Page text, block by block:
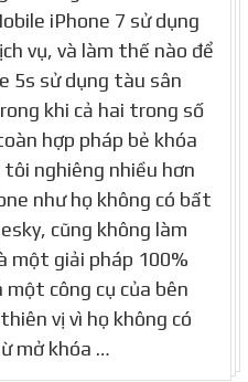
iPhone 7 sử dụng
vụ, và làm thế nào để
5s sử dụng tàu sân
khi cả hai trong số
hợp pháp bẻ khóa
tôi nghiêng nhiều hơn
như họ không có bất
cũng không làm
một giải pháp 100%
công cụ của bên
vị vì họ không có
mở khóa …